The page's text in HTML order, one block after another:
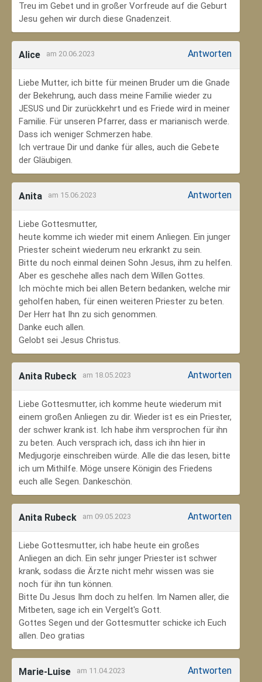
Treu im Gebet und in großer Vorfreude auf die Geburt
Jesu gehen wir durch diese Gnadenzeit.
Alice am 20.06.2023 Antworten
Liebe Mutter, ich bitte für meinen Bruder um die Gnade
der Bekehrung, auch dass meine Familie wieder zu
JESUS und Dir zurückkehrt und es Friede wird in meiner
Familie. Für unseren Pfarrer, dass er marianisch werde.
Dass ich weniger Schmerzen habe.
Ich vertraue Dir und danke für alles, auch die Gebete
der Gläubigen.
Anita am 15.06.2023 Antworten
Liebe Gottesmutter,
heute komme ich wieder mit einem Anliegen. Ein junger
Priester scheint wiederum neu erkrankt zu sein.
Bitte du noch einmal deinen Sohn Jesus, ihm zu helfen.
Aber es geschehe alles nach dem Willen Gottes.
Ich möchte mich bei allen Betern bedanken, welche mir
geholfen haben, für einen weiteren Priester zu beten.
Der Herr hat Ihn zu sich genommen.
Danke euch allen.
Gelobt sei Jesus Christus.
Anita Rubeck am 18.05.2023 Antworten
Liebe Gottesmutter, ich komme heute wiederum mit
einem großen Anliegen zu dir. Wieder ist es ein Priester,
der schwer krank ist. Ich habe ihm versprochen für ihn
zu beten. Auch versprach ich, dass ich ihn hier in
Medjugorje einschreiben würde. Alle die das lesen, bitte
ich um Mithilfe. Möge unsere Königin des Friedens
euch alle Segen. Dankeschön.
Anita Rubeck am 09.05.2023 Antworten
Liebe Gottesmutter, ich habe heute ein großes
Anliegen an dich. Ein sehr junger Priester ist schwer
krank, sodass die Ärzte nicht mehr wissen was sie
noch für ihn tun können.
Bitte Du Jesus Ihm doch zu helfen. Im Namen aller, die
Mitbeten, sage ich ein Vergelt's Gott.
Gottes Segen und der Gottesmutter schicke ich Euch
allen. Deo gratias
Marie-Luise am 11.04.2023 Antworten